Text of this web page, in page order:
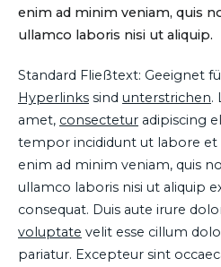
enim ad minim veniam, quis
ullamco laboris nisi ut aliquip.
Standard Fließtext: Geeignet
Hyperlinks sind unterstrichen.
amet, consectetur adipiscing
tempor incididunt ut labore et
enim ad minim veniam, quis
ullamco laboris nisi ut aliquip
consequat. Duis aute irure
voluptate velit esse cillum
pariatur. Excepteur sint